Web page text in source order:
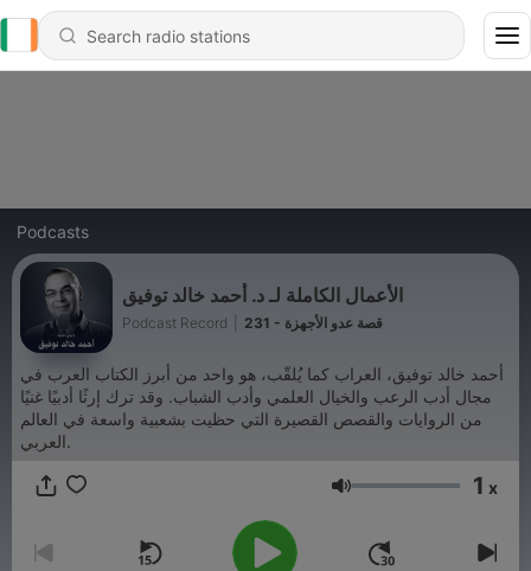
Podcasts
الأعمال الكاملة لـ د. أحمد خالد توفيق
Podcast Record 231 - قصة عدو الأجهزة
أحمد خالد توفيق، العراب كما يُلقّب، هو واحد من أبرز الكتاب العرب في
مجال أدب الرعب والخيال العلمي وأدب الشباب. وقد ترك إرثًا أدبيًا غنيًا
من الروايات والقصص القصيرة التي حظيت بشعبية واسعة في العالم
العربي.
Volume 1 x